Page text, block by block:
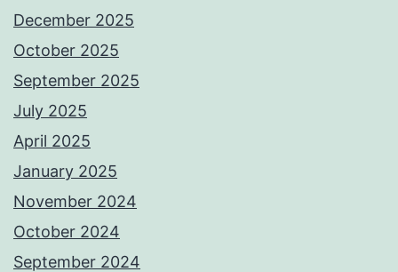
December 2025
October 2025
September 2025
July 2025
April 2025
January 2025
November 2024
October 2024
September 2024